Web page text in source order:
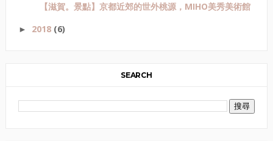
【滋賀。景點】京都近郊的世外桃源，MIHO美秀美術館
► 2018 (6)
SEARCH